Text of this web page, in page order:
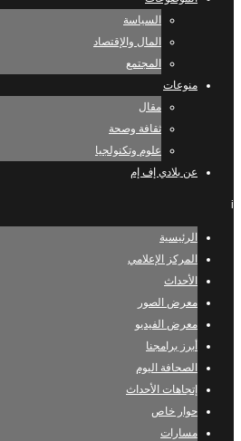
السياسة
المال والإقتصاد
المجتمع
منوعات
مقال
ثقافة وصحة
علوم وتكنولجيا
عن بلادي إف إم
i
الرئيسية
المركز الإعلامي
الأحداث
معرض الصور
معرض الفيديو
أبرز برامجنا
الصحافة اليوم
إتجاهات الأحداث
حوار خاص
مسارات